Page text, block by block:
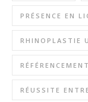
PRÉSENCE EN
RHINOPLASTIE
RÉUSSITE